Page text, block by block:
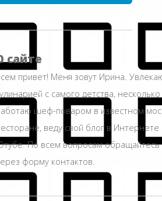
сайте
привет! Меня зовут Ирина.
с самого детства,
шеф-поваром в известном
веду свой блог в Интернете
По всем вопросам
форму контактов.